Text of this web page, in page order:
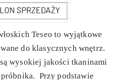
Teseo to wyjątkowe
do klasycznych wnętrz.
wysokiej jakości tkaninami
Przy podstawie